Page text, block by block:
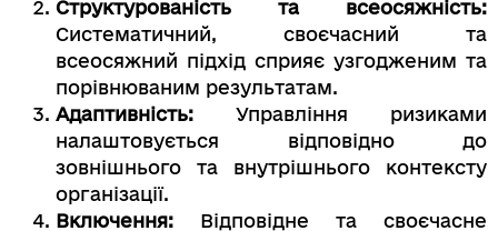
Структурованість та всеосяжність:
Систематичний, своєчасний та
всеосяжний підхід сприяє узгодженим та
порівнюваним результатам.
Адаптивність: Управління ризиками
налаштовується відповідно до
зовнішнього та внутрішнього контексту
організації.
Включення: Відповідне та своєчасне